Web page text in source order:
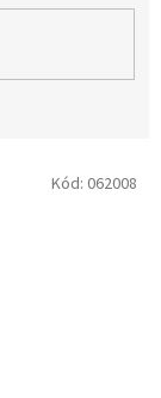
Kód: 062008